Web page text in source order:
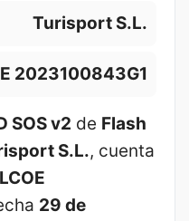
Turisport S.L.
2023100843G1
SOS v2 de Flash
S.L., cuenta
LCOE
29 de